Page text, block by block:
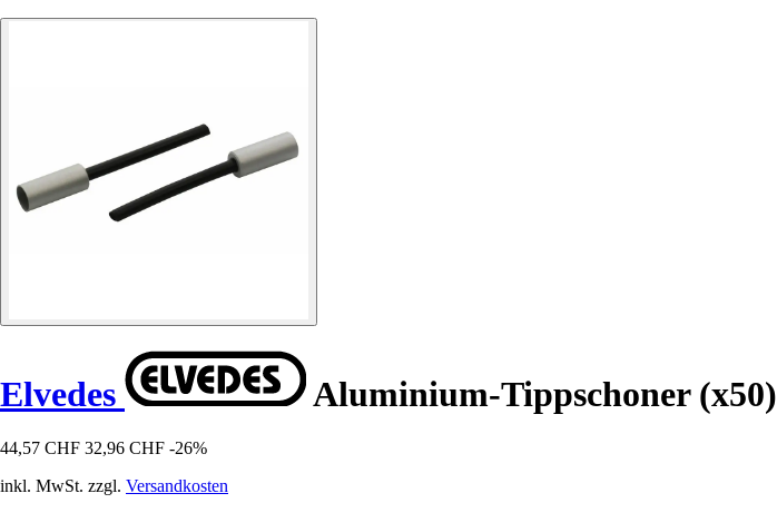
Elvedes Aluminium-Tippschoner (x50)
44,57 CHF 32,96 CHF -26%
inkl. MwSt. zzgl. Versandkosten